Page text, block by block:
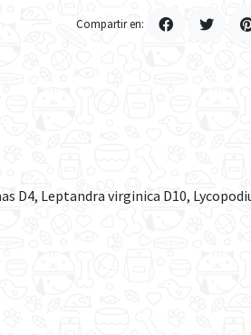
Compartir en:
D4, Leptandra virginica D10,